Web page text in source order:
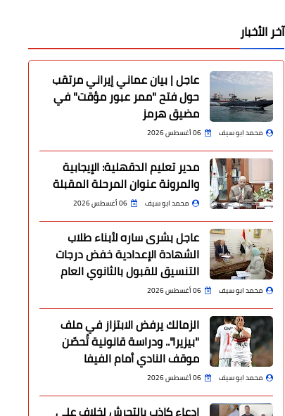
آخر الأخبار
عاجل | بيان عماني إيراني مرتقب
حول فتح "ممر عبور مؤقت" في
مضيق هرمز
محمد ابو سيف 06 أغسطس 2026
مدير تعليم الدقهلية: الإيجابية
والمرونة عنوان المرحلة المقبلة
محمد ابو سيف 06 أغسطس 2026
عاجل بشرى ساره لأبناء طلاب
الشهادة الإعدادية خفض درجات
التنسيق للقبول بالثانوي العام
محمد ابو سيف 06 أغسطس 2026
الزمالك يرفض الابتزاز في ملف
"بيزيرا".. ودراسة قانونية تُحصّن
موقف النادي أمام الفيفا
محمد ابو سيف 06 أغسطس 2026